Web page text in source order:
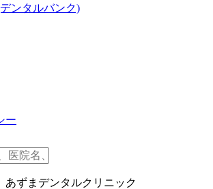
ー
ずまデンタルクリニック